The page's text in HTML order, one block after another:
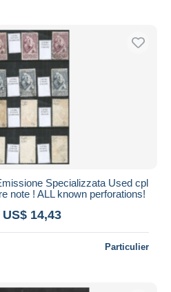
Specializzata Used cpl
note ! ALL known perforations!
US$ 14,43
Particulier